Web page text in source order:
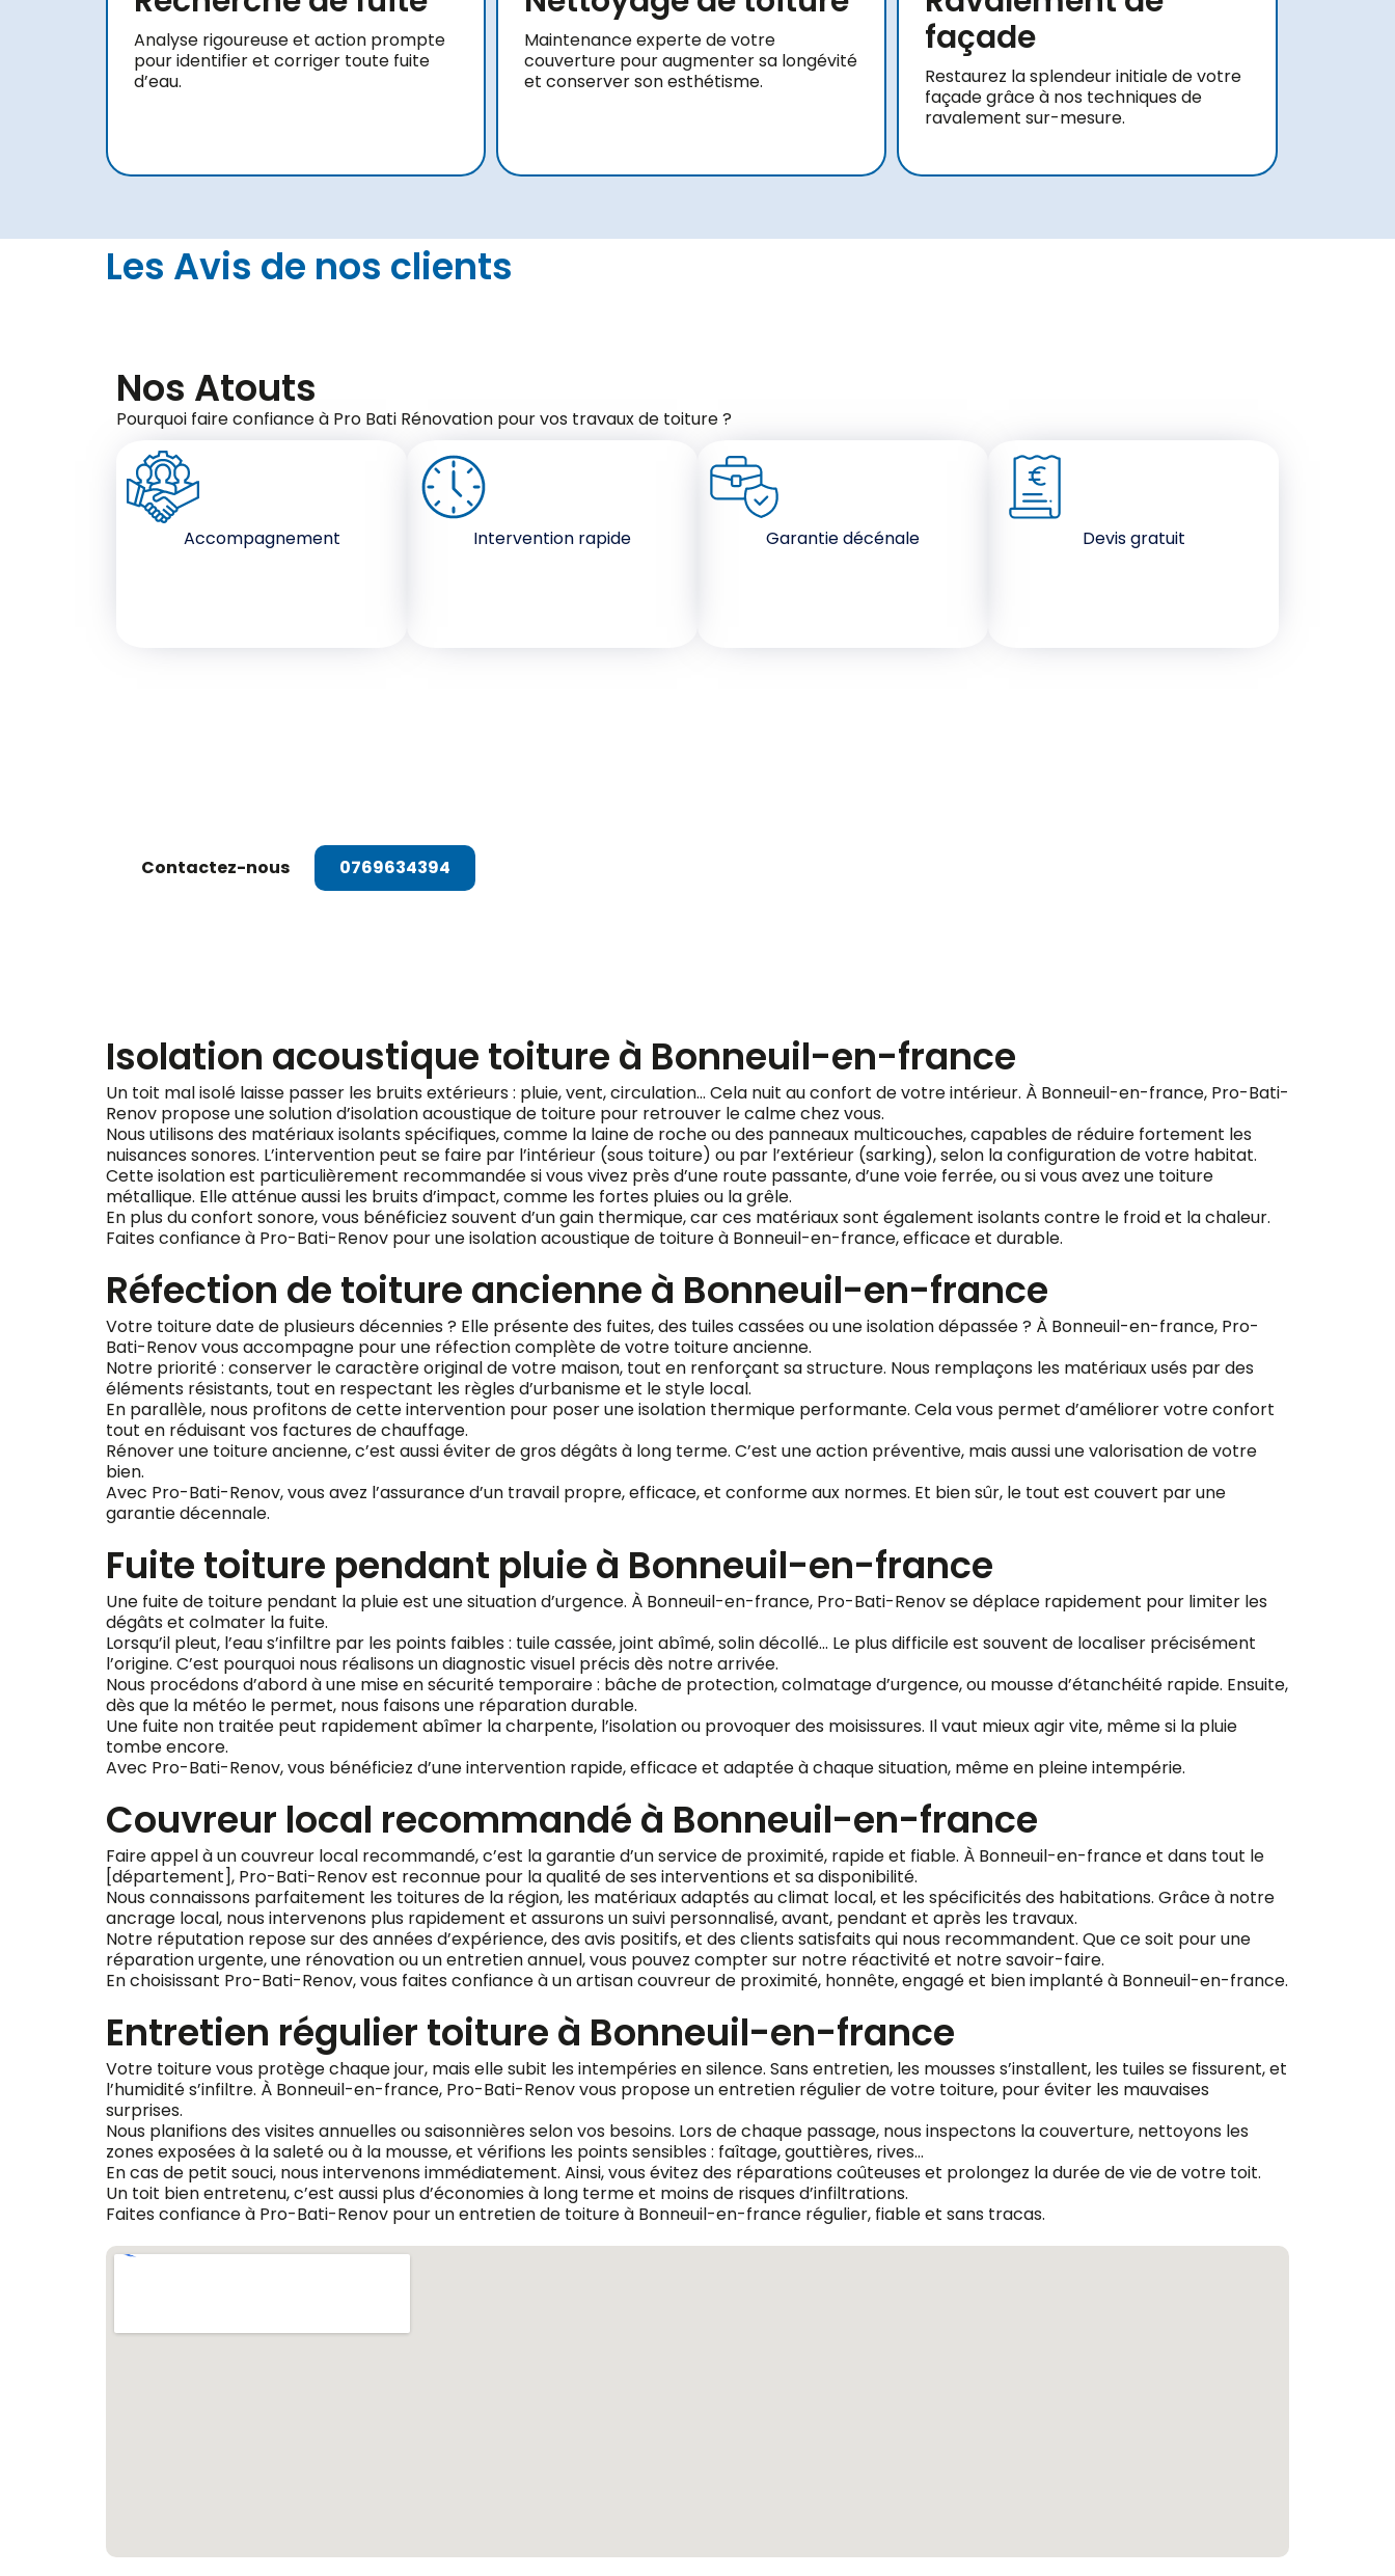
Analyse rigoureuse et action prompte
pour identifier et corriger toute fuite
d’eau.
Maintenance experte de votre
couverture pour augmenter sa longévité
et conserver son esthétisme.
façade
Restaurez la splendeur initiale de votre
façade grâce à nos techniques de
ravalement sur-mesure.
Les Avis de nos clients
Nos Atouts
Pourquoi faire confiance à Pro Bati Rénovation pour vos travaux de toiture ?
Accompagnement Intervention rapide Garantie décénale Devis gratuit
Contactez-nous 0769634394
Isolation acoustique toiture à Bonneuil-en-france
Un toit mal isolé laisse passer les bruits extérieurs : pluie, vent, circulation… Cela nuit au confort de votre intérieur. À Bonneuil-en-france, Pro-Bati-
Renov propose une solution d’isolation acoustique de toiture pour retrouver le calme chez vous.
Nous utilisons des matériaux isolants spécifiques, comme la laine de roche ou des panneaux multicouches, capables de réduire fortement les
nuisances sonores. L’intervention peut se faire par l’intérieur (sous toiture) ou par l’extérieur (sarking), selon la configuration de votre habitat.
Cette isolation est particulièrement recommandée si vous vivez près d’une route passante, d’une voie ferrée, ou si vous avez une toiture
métallique. Elle atténue aussi les bruits d’impact, comme les fortes pluies ou la grêle.
En plus du confort sonore, vous bénéficiez souvent d’un gain thermique, car ces matériaux sont également isolants contre le froid et la chaleur.
Faites confiance à Pro-Bati-Renov pour une isolation acoustique de toiture à Bonneuil-en-france, efficace et durable.
Réfection de toiture ancienne à Bonneuil-en-france
Votre toiture date de plusieurs décennies ? Elle présente des fuites, des tuiles cassées ou une isolation dépassée ? À Bonneuil-en-france, Pro-
Bati-Renov vous accompagne pour une réfection complète de votre toiture ancienne.
Notre priorité : conserver le caractère original de votre maison, tout en renforçant sa structure. Nous remplaçons les matériaux usés par des
éléments résistants, tout en respectant les règles d’urbanisme et le style local.
En parallèle, nous profitons de cette intervention pour poser une isolation thermique performante. Cela vous permet d’améliorer votre confort
tout en réduisant vos factures de chauffage.
Rénover une toiture ancienne, c’est aussi éviter de gros dégâts à long terme. C’est une action préventive, mais aussi une valorisation de votre
bien.
Avec Pro-Bati-Renov, vous avez l’assurance d’un travail propre, efficace, et conforme aux normes. Et bien sûr, le tout est couvert par une
garantie décennale.
Fuite toiture pendant pluie à Bonneuil-en-france
Une fuite de toiture pendant la pluie est une situation d’urgence. À Bonneuil-en-france, Pro-Bati-Renov se déplace rapidement pour limiter les
dégâts et colmater la fuite.
Lorsqu’il pleut, l’eau s’infiltre par les points faibles : tuile cassée, joint abîmé, solin décollé… Le plus difficile est souvent de localiser précisément
l’origine. C’est pourquoi nous réalisons un diagnostic visuel précis dès notre arrivée.
Nous procédons d’abord à une mise en sécurité temporaire : bâche de protection, colmatage d’urgence, ou mousse d’étanchéité rapide. Ensuite,
dès que la météo le permet, nous faisons une réparation durable.
Une fuite non traitée peut rapidement abîmer la charpente, l’isolation ou provoquer des moisissures. Il vaut mieux agir vite, même si la pluie
tombe encore.
Avec Pro-Bati-Renov, vous bénéficiez d’une intervention rapide, efficace et adaptée à chaque situation, même en pleine intempérie.
Couvreur local recommandé à Bonneuil-en-france
Faire appel à un couvreur local recommandé, c’est la garantie d’un service de proximité, rapide et fiable. À Bonneuil-en-france et dans tout le
[département], Pro-Bati-Renov est reconnue pour la qualité de ses interventions et sa disponibilité.
Nous connaissons parfaitement les toitures de la région, les matériaux adaptés au climat local, et les spécificités des habitations. Grâce à notre
ancrage local, nous intervenons plus rapidement et assurons un suivi personnalisé, avant, pendant et après les travaux.
Notre réputation repose sur des années d’expérience, des avis positifs, et des clients satisfaits qui nous recommandent. Que ce soit pour une
réparation urgente, une rénovation ou un entretien annuel, vous pouvez compter sur notre réactivité et notre savoir-faire.
En choisissant Pro-Bati-Renov, vous faites confiance à un artisan couvreur de proximité, honnête, engagé et bien implanté à Bonneuil-en-france.
Entretien régulier toiture à Bonneuil-en-france
Votre toiture vous protège chaque jour, mais elle subit les intempéries en silence. Sans entretien, les mousses s’installent, les tuiles se fissurent, et
l’humidité s’infiltre. À Bonneuil-en-france, Pro-Bati-Renov vous propose un entretien régulier de votre toiture, pour éviter les mauvaises
surprises.
Nous planifions des visites annuelles ou saisonnières selon vos besoins. Lors de chaque passage, nous inspectons la couverture, nettoyons les
zones exposées à la saleté ou à la mousse, et vérifions les points sensibles : faîtage, gouttières, rives…
En cas de petit souci, nous intervenons immédiatement. Ainsi, vous évitez des réparations coûteuses et prolongez la durée de vie de votre toit.
Un toit bien entretenu, c’est aussi plus d’économies à long terme et moins de risques d’infiltrations.
Faites confiance à Pro-Bati-Renov pour un entretien de toiture à Bonneuil-en-france régulier, fiable et sans tracas.